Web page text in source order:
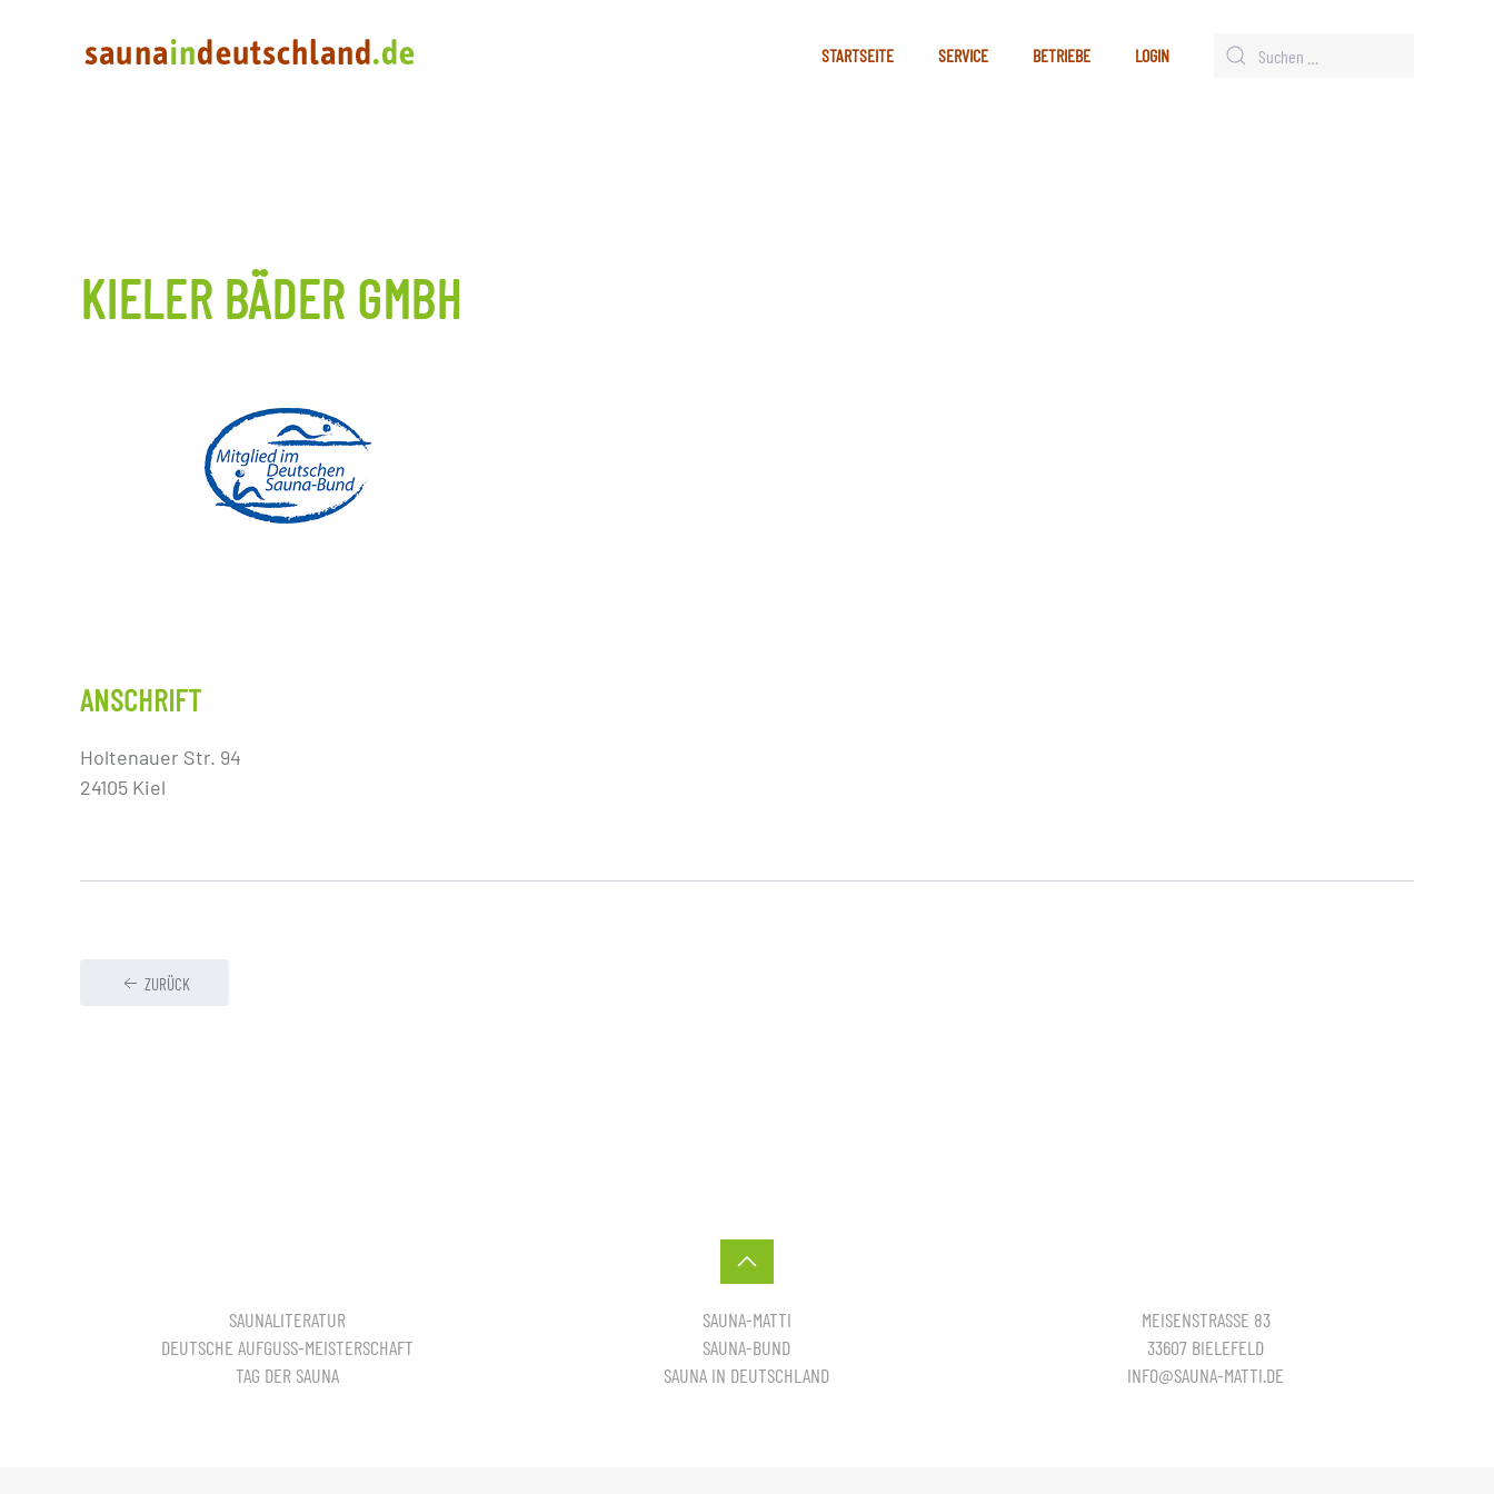
STARTSEITE SERVICE BETRIEBE LOGIN
KIELER BÄDER GMBH
ANSCHRIFT
Holtenauer Str. 94
24105 Kiel
ZURÜCK
SAUNALITERATUR
DEUTSCHE AUFGUSS-MEISTERSCHAFT
TAG DER SAUNA
SAUNA-MATTI
SAUNA-BUND
SAUNA IN DEUTSCHLAND
MEISENSTRASSE 83
33607 BIELEFELD
INFO@SAUNA-MATTI.DE